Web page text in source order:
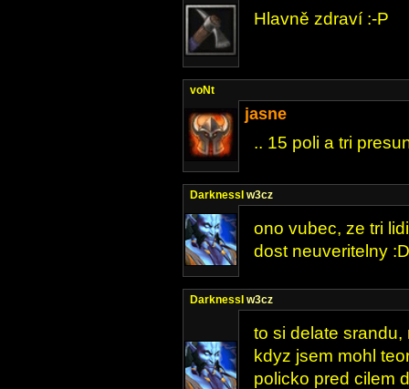
Hlavně zdraví :-P
voNt
jasne
.. 15 poli a tri
DarknessI w3cz
ono vubec, ze tri
dost neuveritelny :D
DarknessI w3cz
to si delate
kdyz jsem mohl
policko pred cilem